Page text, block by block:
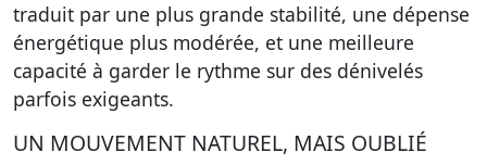
traduit par une plus grande stabilité, une dépense
énergétique plus modérée, et une meilleure
capacité à garder le rythme sur des dénivelés
parfois exigeants.
UN MOUVEMENT NATUREL, MAIS OUBLIÉ